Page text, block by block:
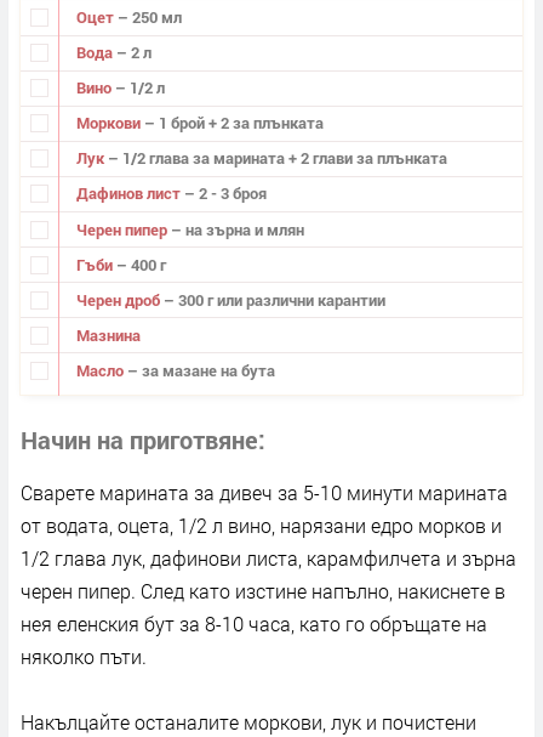
Оцет – 250 мл
Вода – 2 л
Вино – 1/2 л
Моркови – 1 брой + 2 за плънката
Лук – 1/2 глава за марината + 2 глави за плънката
Дафинов лист – 2 - 3 броя
Черен пипер – на зърна и млян
Гъби – 400 г
Черен дроб – 300 г или различни карантии
Мазнина
Масло – за мазане на бута
Начин на приготвяне
Сварете марината за дивеч за 5-10 минути марината
от водата, оцета, 1/2 л вино, нарязани едро морков и
1/2 глава лук, дафинови листа, карамфилчета и зърна
черен пипер. След като изстине напълно, накиснете в
нея еленския бут за 8-10 часа, като го обръщате на
няколко пъти.
Накълцайте останалите моркови, лук и почистени